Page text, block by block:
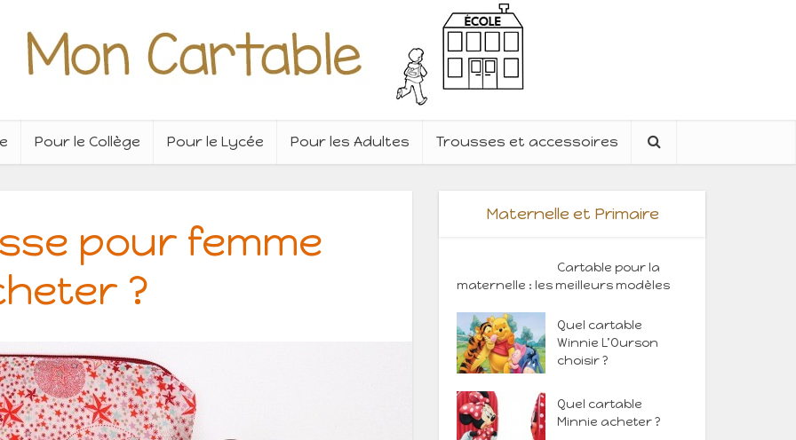
Pour le Collège Pour le Lycée Pour les Adultes Trousses et accessoires
pour femme
?
Maternelle et Primaire
Cartable pour la
maternelle : les meilleurs modèles
Quel cartable
Winnie L’Ourson
choisir ?
Quel cartable
Minnie acheter ?